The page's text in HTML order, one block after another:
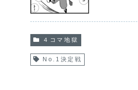
４コマ地獄
No.1決定戦